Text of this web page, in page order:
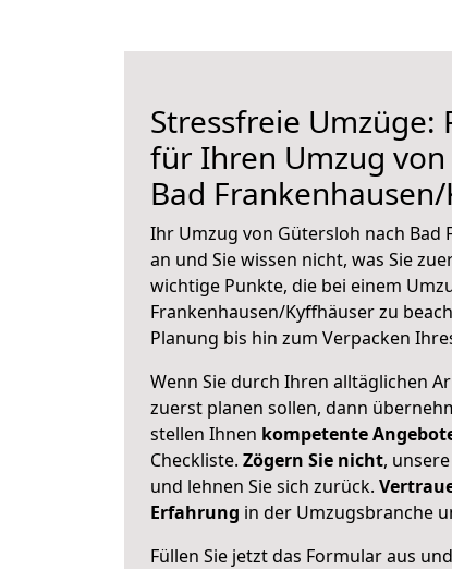
Stressfreie Umzüge:
für Ihren Umzug
Bad
Ihr Umzug von Gütersloh nach
an und Sie wissen nicht, was Sie
wichtige Punkte, die bei einem
Frankenhausen/Kyffhäuser zu
Planung bis hin zum Verpacken
Wenn Sie durch Ihren alltäglichen
zuerst planen sollen, dann
stellen Ihnen kompetente
Checkliste. Zögern Sie nicht,
und lehnen Sie sich zurück.
Erfahrung in der Umzugsbranche
Füllen Sie jetzt das Formular aus und